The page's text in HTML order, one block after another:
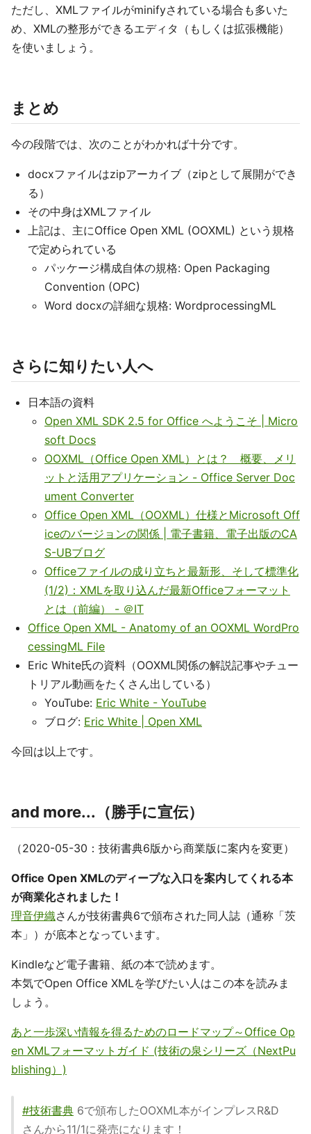
ただし、XMLファイルがminifyされている場合も多いた
め、XMLの整形ができるエディタ（もしくは拡張機能）
を使いましょう。
まとめ
今の段階では、次のことがわかれば十分です。
docxファイルはzipアーカイブ（zipとして展開ができ
る）
その中身はXMLファイル
上記は、主にOffice Open XML (OOXML) という規格
で定められている
パッケージ構成自体の規格: Open Packaging
Convention (OPC)
Word docxの詳細な規格: WordprocessingML
さらに知りたい人へ
日本語の資料
Open XML SDK 2.5 for Office へようこそ | Micro
soft Docs
OOXML（Office Open XML）とは？ 概要、メリ
ットと活用アプリケーション - Office Server Doc
ument Converter
Office Open XML（OOXML）仕様とMicrosoft Off
iceのバージョンの関係 | 電子書籍、電子出版のCA
S-UBブログ
Officeファイルの成り立ちと最新形、そして標準化
(1/2)：XMLを取り込んだ最新Officeフォーマット
とは（前編） - ＠IT
Office Open XML - Anatomy of an OOXML WordPro
cessingML File
Eric White氏の資料（OOXML関係の解説記事やチュー
トリアル動画をたくさん出している）
YouTube: Eric White - YouTube
ブログ: Eric White | Open XML
今回は以上です。
and more...（勝手に宣伝）
（2020-05-30：技術書典6版から商業版に案内を変更）
Office Open XMLのディープな入口を案内してくれる本
が商業化されました！
理音伊織さんが技術書典6で頒布された同人誌（通称「茨
本」）が底本となっています。
Kindleなど電子書籍、紙の本で読めます。
本気でOpen Office XMLを学びたい人はこの本を読みま
しょう。
あと一歩深い情報を得るためのロードマップ～Office Op
en XMLフォーマットガイド (技術の泉シリーズ（NextPu
blishing）)
#技術書典 6で頒布したOOXML本がインプレスR&D
さんから11/1に発売になります！